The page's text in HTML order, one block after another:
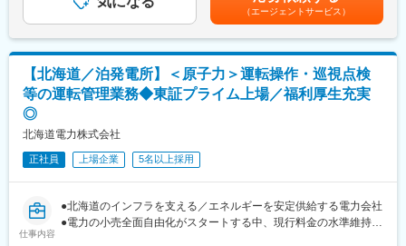
・保安管理業務（電気保安監督、月次点検、年次点検）
・報告書作成業務（点検報告書、月次報告書の作成）
【勤務エリア】
北海道：上磯郡知内町
・知内：10割（函館からの通勤可）
・安心して働ける環境でワークライフバランスを実現のカルチャ
ー
週休2日制、月平均残業時間10時間程度と、ゆとりある働き方
・オープン&フラットな環境で多様なスキル、個性を発揮
金はあくまでも目安の金額であり、選考を通じて上下する可能性
があります。月給(月額)は固定手当を含めた表記です。
（エージェントサービス）
【北海道／泊発電所】＜原子力＞運転操作・巡視点検
等の運転管理業務◆東証プライム上場／福利厚生充実
◎
北海道電力株式会社
正社員 上場企業 5名以上採用
仕事内容
●北海道のインフラを支える／エネルギーを安定供給する電力会社
●電力の小売全面自由化がスタートする中、現行料金の水準維持に